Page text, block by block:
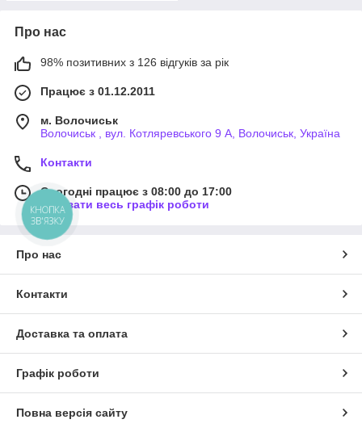
Про нас
98% позитивних з 126 відгуків за рік
Працює з 01.12.2011
м. Волочиськ
Волочиськ , вул. Котляревського 9 А, Волочиськ, Україна
Контакти
Сьогодні працює з 08:00 до 17:00
Показати весь графік роботи
Про нас
Контакти
Доставка та оплата
Графік роботи
Повна версія сайту
КНОПКА
ЗВ'ЯЗКУ